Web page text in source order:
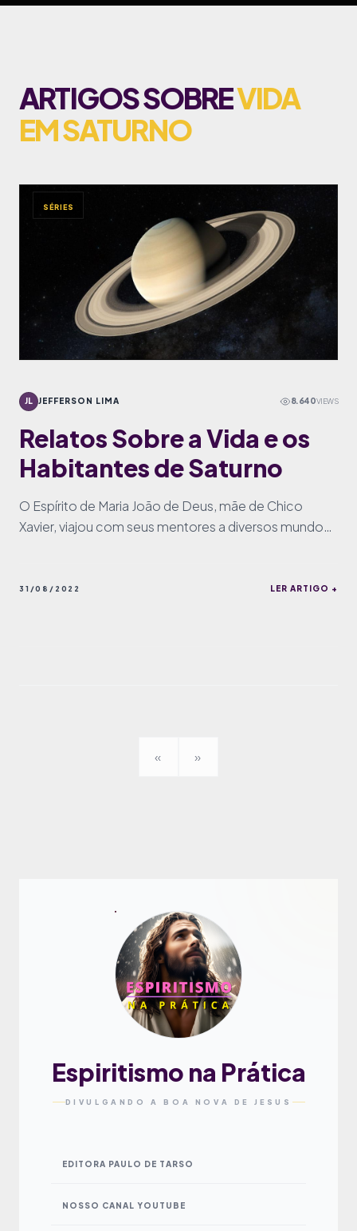
ARTIGOS SOBREVIDA
EM SATURNO
SÉRIES
JL JEFFERSON LIMA 8.640VIEWS
Relatos Sobre a Vida e os
Habitantes de Saturno
O Espírito de Maria João de Deus, mãe de Chico
Xavier, viajou com seus mentores a diversos mundos,
31/08/2022 LER ARTIGO +
« »
Espiritismo na Prática
DIVULGANDO A BOA NOVA DE JESUS
EDITORA PAULO DE TARSO
NOSSO CANAL YOUTUBE